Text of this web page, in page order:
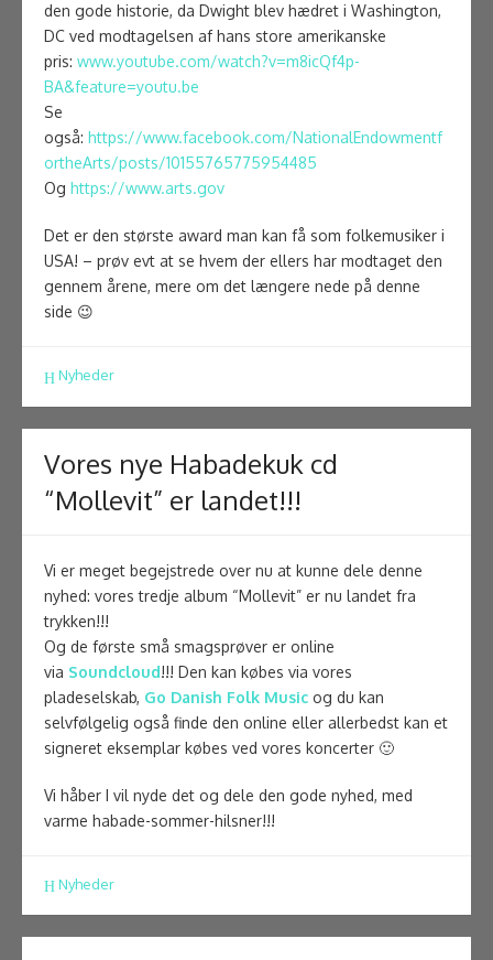
den gode historie, da Dwight blev hædret i Washington,
DC ved modtagelsen af hans store amerikanske
pris: www.youtube.com/watch?v=m8icQf4p-
BA&feature=youtu.be
Se
også: https://www.facebook.com/NationalEndowmentf
ortheArts/posts/10155765775954485
Og https://www.arts.gov
Det er den største award man kan få som folkemusiker i
USA! – prøv evt at se hvem der ellers har modtaget den
gennem årene, mere om det længere nede på denne
side 😉
Nyheder
Vores nye Habadekuk cd
“Mollevit” er landet!!!
Vi er meget begejstrede over nu at kunne dele denne
nyhed: vores tredje album “Mollevit” er nu landet fra
trykken!!!
Og de første små smagsprøver er online
via Soundcloud!!! Den kan købes via vores
pladeselskab, Go Danish Folk Music og du kan
selvfølgelig også finde den online eller allerbedst kan et
signeret eksemplar købes ved vores koncerter 🙂
Vi håber I vil nyde det og dele den gode nyhed, med
varme habade-sommer-hilsner!!!
Nyheder